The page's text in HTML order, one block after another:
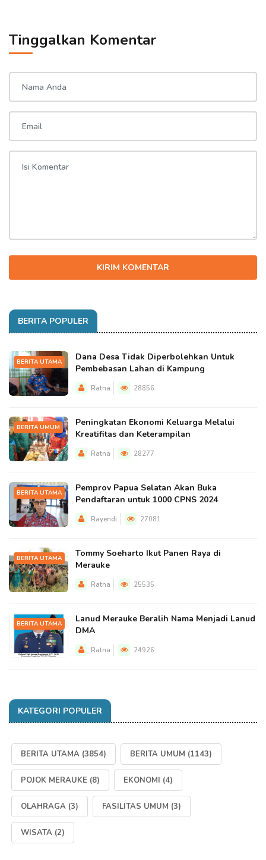
Tinggalkan Komentar
KIRIM KOMENTAR
BERITA POPULER
BERITA UTAMA
Dana Desa Tidak Diperbolehkan Untuk
Pembebasan Lahan di Kampung
Ratna 28856
BERITA UMUM
Peningkatan Ekonomi Keluarga Melalui
Kreatifitas dan Keterampilan
Ratna 28277
BERITA UTAMA
Pemprov Papua Selatan Akan Buka
Pendaftaran untuk 1000 CPNS 2024
Rayendi 27081
BERITA UTAMA
Tommy Soeharto Ikut Panen Raya di
Merauke
Ratna 25535
BERITA UTAMA
Lanud Merauke Beralih Nama Menjadi Lanud
DMA
Ratna 24926
KATEGORI POPULER
BERITA UTAMA (3854) BERITA UMUM (1143)
POJOK MERAUKE (8) EKONOMI (4)
OLAHRAGA (3) FASILITAS UMUM (3)
WISATA (2)